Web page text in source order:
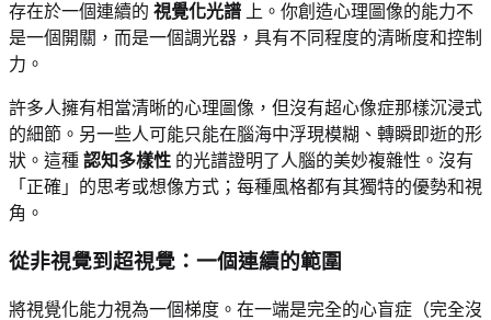
存在於一個連續的 視覺化光譜 上。你創造心理圖像的能力不
是一個開關，而是一個調光器，具有不同程度的清晰度和控制
力。
許多人擁有相當清晰的心理圖像，但沒有超心像症那樣沉浸式
的細節。另一些人可能只能在腦海中浮現模糊、轉瞬即逝的形
狀。這種 認知多樣性 的光譜證明了人腦的美妙複雜性。沒有
「正確」的思考或想像方式；每種風格都有其獨特的優勢和視
角。
從非視覺到超視覺：一個連續的範圍
將視覺化能力視為一個梯度。在一端是完全的心盲症（完全沒